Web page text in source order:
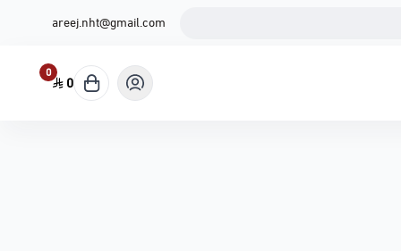
areej.nht@gmail.com
0
0